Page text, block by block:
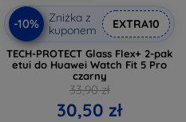
-10%
Zniżka z
kuponem
EXTRA10
TECH-PROTECT Glass Flex+ 2-pak
etui do Huawei Watch Fit 5 Pro
czarny
33,90 zł
30,50 zł